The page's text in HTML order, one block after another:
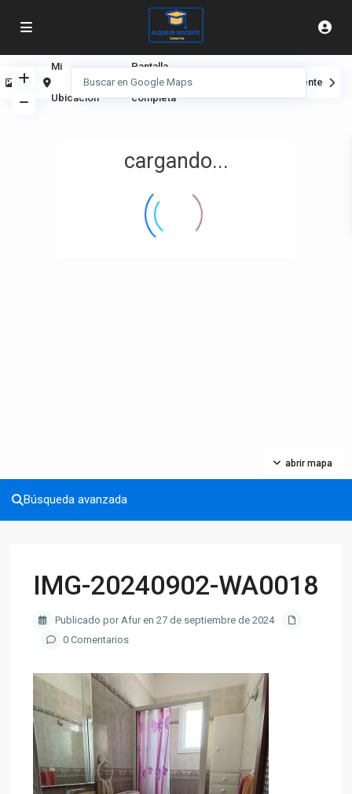
cargando...
abrir mapa
Ver
Mi
Ubicación
Pantalla
completa
Siguiente
Búsqueda avanzada
IMG-20240902-WA0018
Publicado por Afur en 27 de septiembre de 2024
0 Comentarios